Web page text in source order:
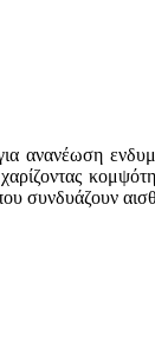
ανανέωση
συνδυάζουν